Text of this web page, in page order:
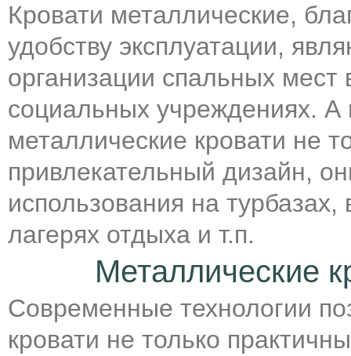
Кровати металлические,
удобству эксплуатации,
организации спальных
социальных учреждениях. А
металлические кровати не
привлекательный дизайн,
использования на
лагерях отдыха и т.п.
Металлические
Современные технологии
кровати не только